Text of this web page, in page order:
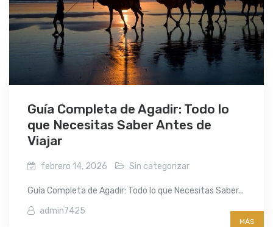
Guía Completa de Agadir: Todo lo
que Necesitas Saber Antes de
Viajar
febrero 14, 2026 Sin categorizar
Guía Completa de Agadir: Todo lo que Necesitas Saber...
admin7425
MÁS